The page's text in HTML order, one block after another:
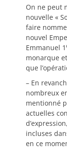
On ne peut
nouvelle «
faire
nouvel
Emmanuel 1
monarque
que
– En
nombreux
mentionné
actuelles
incluses
en ce